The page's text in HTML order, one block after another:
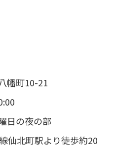
幡町10-21
日の夜の部
仙北町駅より徒歩約20